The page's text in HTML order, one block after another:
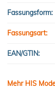
Fassungsform:
Fassungsart:
EAN/GTIN:
Mehr HIS